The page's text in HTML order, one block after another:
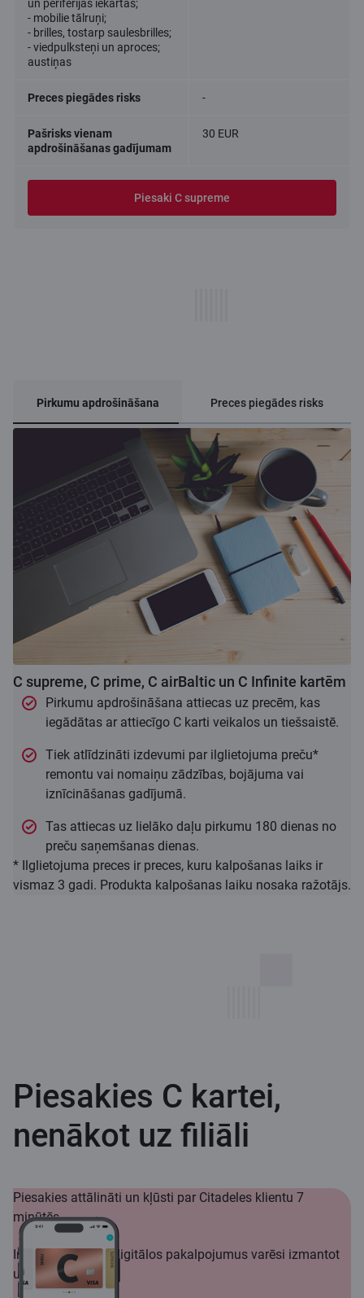
un perifērijas iekārtas;
- mobilie tālruņi;
- brilles, tostarp saulesbrilles;
- viedpulksteņi un aproces;
austiņas
Preces piegādes risks -
Pašrisks vienam
apdrošināšanas gadījumam
30 EUR
Piesaki C supreme
Pirkumu apdrošināšana Preces piegādes risks
C supreme, C prime, C airBaltic un C Infinite kartēm
Pirkumu apdrošināšana attiecas uz precēm, kas
iegādātas ar attiecīgo C karti veikalos un tiešsaistē.
Tiek atlīdzināti izdevumi par ilglietojuma preču*
remontu vai nomaiņu zādzības, bojājuma vai
iznīcināšanas gadījumā.
Tas attiecas uz lielāko daļu pirkumu 180 dienas no
preču saņemšanas dienas.
* Ilglietojuma preces ir preces, kuru kalpošanas laiks ir
vismaz 3 gadi. Produkta kalpošanas laiku nosaka ražotājs.
Piesakies C kartei,
nenākot uz filiāli
Piesakies attālināti un kļūsti par Citadeles klientu 7
minūtēs.
Internetbanku un digitālos pakalpojumus varēsi izmantot
uzreiz.